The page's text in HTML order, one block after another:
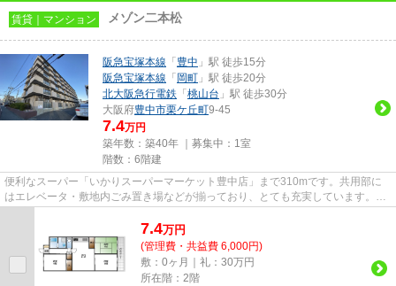
賃貸｜マンション メゾン二本松
阪急宝塚本線 「 豊中 」駅 徒歩15分
阪急宝塚本線 「 岡町 」駅 徒歩20分
北大阪急行電鉄 「 桃山台 」駅 徒歩30分
大阪府豊中市栗ケ丘町9-45
7.4万円
築年数：築40年 ｜募集中： 1室
階数：6階建
便利なスーパー「いかりスーパーマーケット豊中店」まで310mです。共用部に
はエレベータ・敷地内ごみ置き場などが揃っており、とても充実しています。シ
7.4万円
(管理費・共益費 6,000円)
敷：0ヶ月｜礼：30万円
所在階：2階